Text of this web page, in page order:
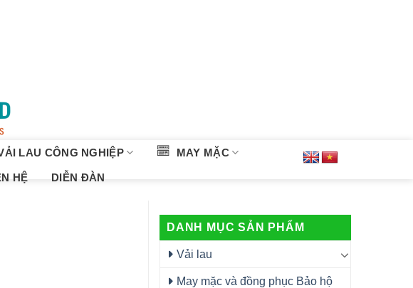
LAU CÔNG NGHIỆP MAY MẶC
HỆ DIỄN ĐÀN
DANH MỤC SẢN PHẨM
Vải lau
May mặc và đồng phục Bảo hộ